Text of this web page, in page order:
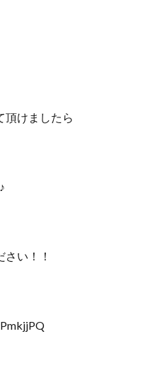
頂けましたら
い！！